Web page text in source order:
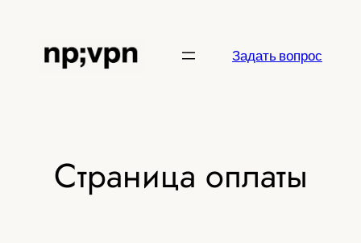
содержимому
Задать вопрос
Страница оплаты